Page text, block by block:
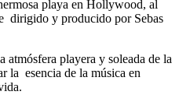
playa en Hollywood, al
dirigido y producido por Sebas
playera y soleada de la
la esencia de la música en